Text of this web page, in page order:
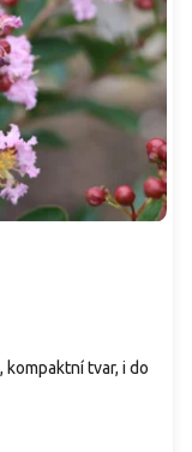
tvar, i do